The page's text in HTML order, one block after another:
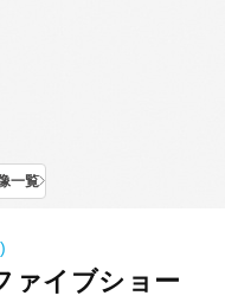
一覧
ァイブショー